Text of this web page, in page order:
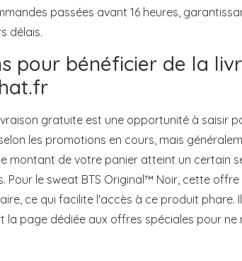
passées avant 16 heures,
délais.
pour bénéficier de la
gratuite est une opportunité à saisir
les promotions en cours, mais
montant de votre panier atteint un certain
Pour le sweat BTS Original™ Noir, cette
ce qui facilite l'accès à ce produit phare.
la page dédiée aux offres spéciales pour ne